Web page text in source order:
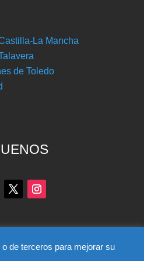
La Mancha
de Toledo
de terceros para mejorar su